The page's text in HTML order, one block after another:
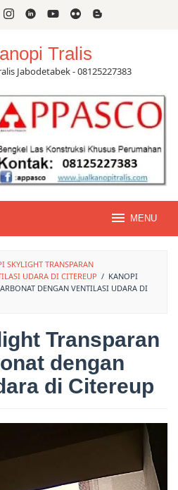
Tralis
Jabodetabek - 08125227383
MENU
SKYLIGHT TRANSPARAN
UDARA DI CITEREUP / KANOPI
DENGAN VENTILASI UDARA DI
Transparan
dengan
di Citereup